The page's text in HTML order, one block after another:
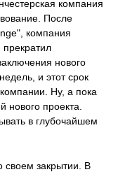
компания
После
компания
нового
и этот срок
Ну, а пока
нового проекта.
в глубочайшем
своем закрытии. В